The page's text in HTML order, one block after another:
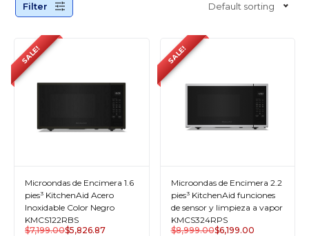
Filter Default sorting
SALE!
Microondas de Encimera 1.6
pies³ KitchenAid Acero
Inoxidable Color Negro
KMCS122RBS
$7,199.00$5,826.87
SALE!
Microondas de Encimera 2.2
pies³ KitchenAid funciones
de sensor y limpieza a vapor
KMCS324RPS
$8,999.00$6,199.00